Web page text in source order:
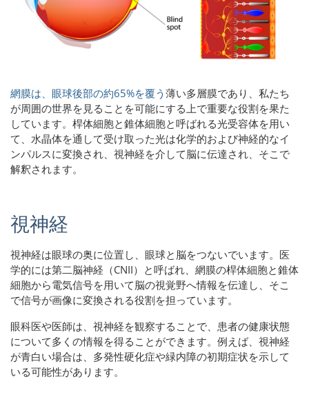
網膜は、眼球後部の約65%を覆う 薄い多層膜であり 、私たち
が周囲の世界を見ることを可能にする上で重要な役割を果た
しています。桿体細胞と錐体細胞と呼ばれる光受容体を用い
て、水晶体を通して受け取った光は化学的および神経的なイ
ンパルスに変換され、視神経を介して脳に伝達され、そこで
解釈されます。
視神経
視神経は眼球の奥に位置し、眼球と脳をつないでいます。医
学的には第二脳神経（CNII）と呼ばれ、網膜の桿体細胞と錐体
細胞から電気信号を用いて脳の視覚野へ情報を伝達し、そこ
で信号が画像に変換される役割を担っています。
眼科医や医師は、視神経を観察することで、患者の健康状態
について多くの情報を得ることができます。例えば、視神経
が青白い場合は、多発性硬化症や緑内障の初期症状を示して
いる可能性があります。